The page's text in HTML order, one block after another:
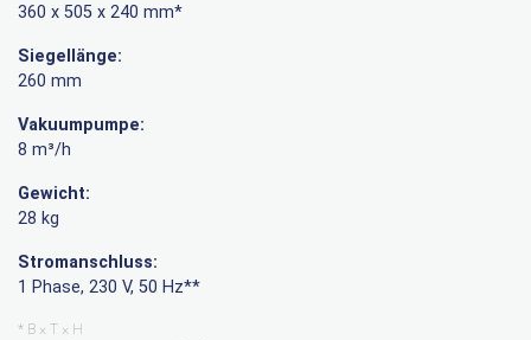
360 x 505 x 240 mm*
Siegellänge:
260 mm
Vakuumpumpe:
8 m³/h
Gewicht:
28 kg
Stromanschluss:
1 Phase, 230 V, 50 Hz**
* B × T × H